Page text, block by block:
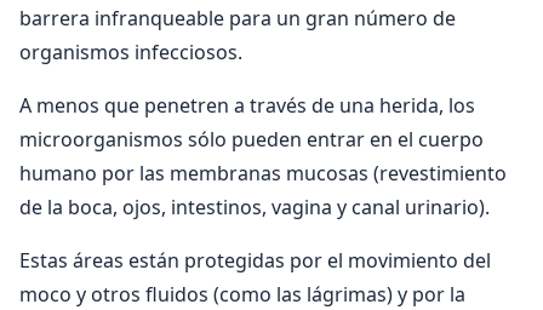
barrera infranqueable para un gran número de
organismos infecciosos.
A menos que penetren a través de una herida, los
microorganismos sólo pueden entrar en el cuerpo
humano por las membranas mucosas (revestimiento
de la boca, ojos, intestinos, vagina y canal urinario).
Estas áreas están protegidas por el movimiento del
moco y otros fluidos (como las lágrimas) y por la